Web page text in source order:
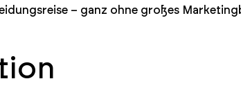
– ganz ohne großes